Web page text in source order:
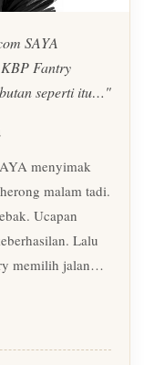
SAYA
Fantry
seperti itu…"
menyimak
malam tadi.
Ucapan
Lalu
memilih jalan…